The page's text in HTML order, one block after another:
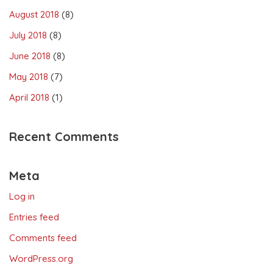
August 2018 (8)
July 2018 (8)
June 2018 (8)
May 2018 (7)
April 2018 (1)
Recent Comments
Meta
Log in
Entries feed
Comments feed
WordPress.org